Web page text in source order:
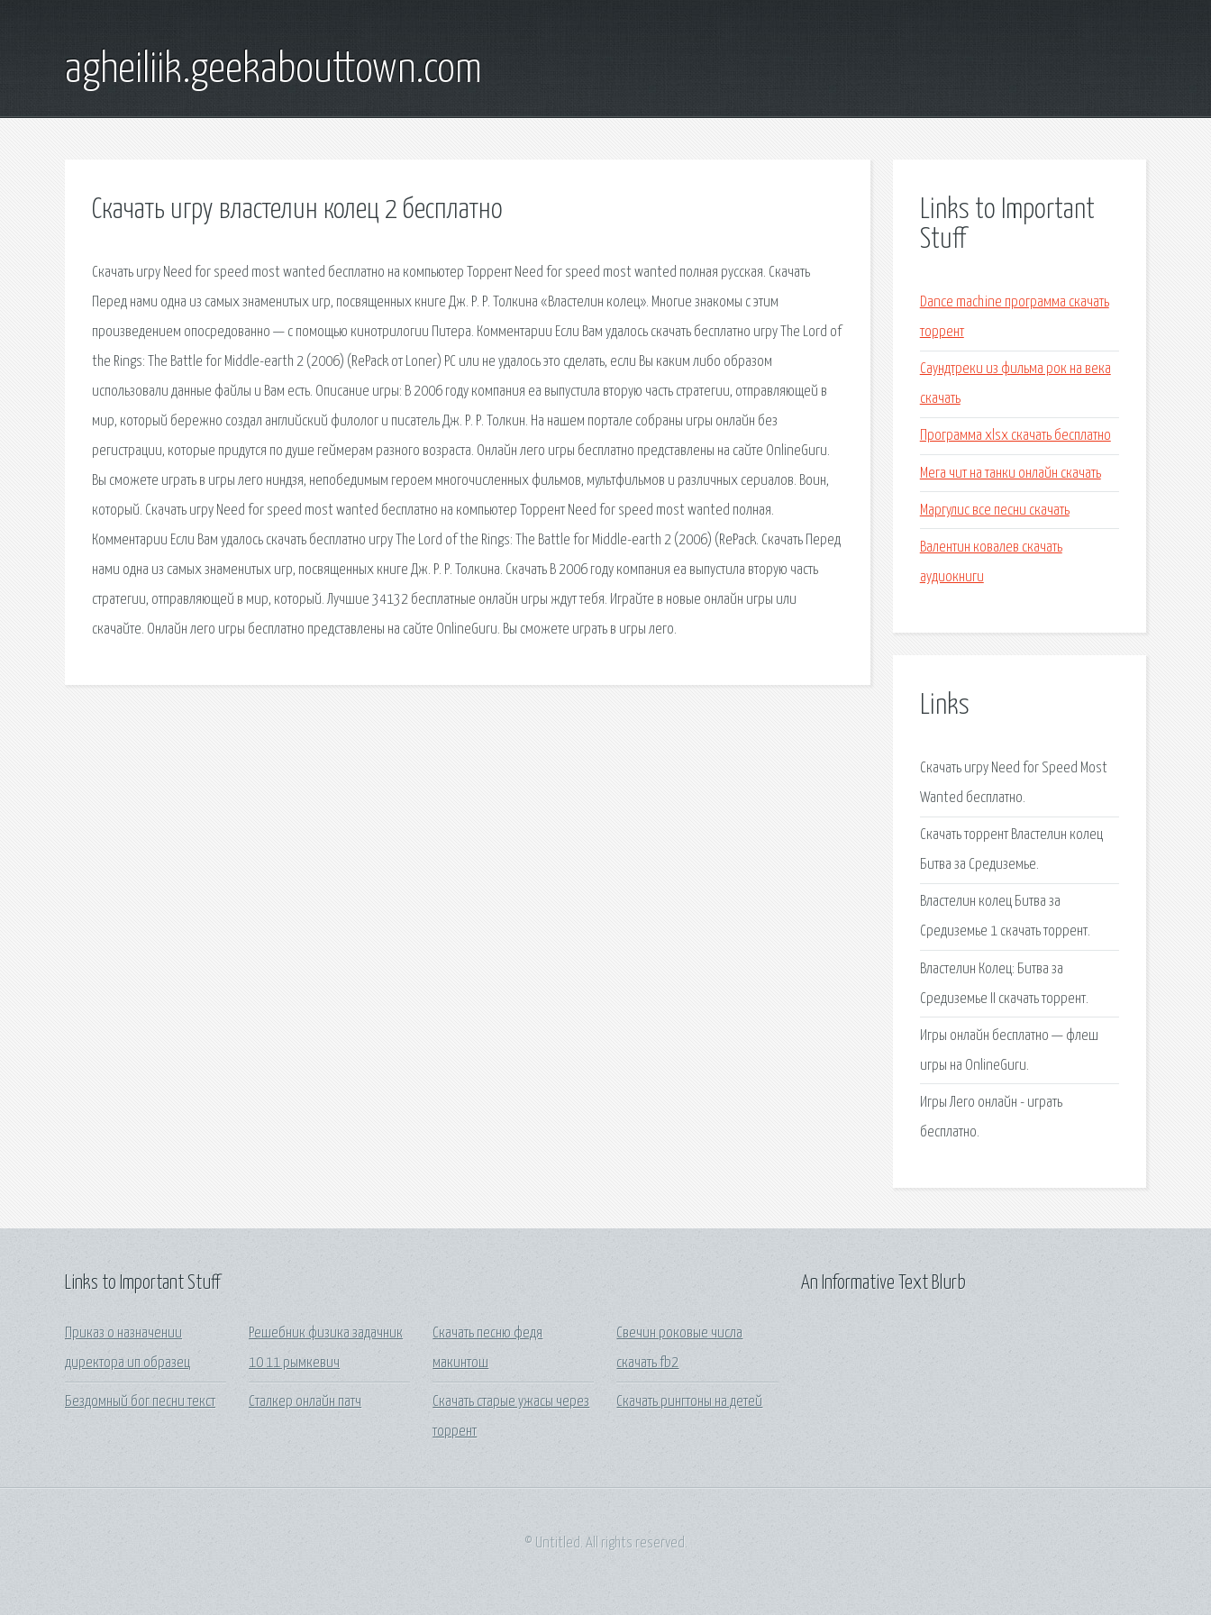
agheiliik.geekabouttown.com
Скачать игру властелин колец 2 бесплатно
Скачать игру Need for speed most wanted бесплатно на компьютер Торрент Need for speed most wanted полная русская. Скачать
Перед нами одна из самых знаменитых игр, посвященных книге Дж. Р. Р. Толкина «Властелин колец». Многие знакомы с этим
произведением опосредованно — с помощью кинотрилогии Питера. Комментарии Если Вам удалось скачать бесплатно игру The Lord of
the Rings: The Battle for Middle-earth 2 (2006) (RePack от Loner) PC или не удалось это сделать, если Вы каким либо образом
использовали данные файлы и Вам есть. Описание игры: В 2006 году компания ea выпустила вторую часть стратегии, отправляющей в
мир, который бережно создал английский филолог и писатель Дж. Р. Р. Толкин. На нашем портале собраны игры онлайн без
регистрации, которые придутся по душе геймерам разного возраста. Онлайн лего игры бесплатно представлены на сайте OnlineGuru.
Вы сможете играть в игры лего ниндзя, непобедимым героем многочисленных фильмов, мультфильмов и различных сериалов. Воин,
который. Скачать игру Need for speed most wanted бесплатно на компьютер Торрент Need for speed most wanted полная.
Комментарии Если Вам удалось скачать бесплатно игру The Lord of the Rings: The Battle for Middle-earth 2 (2006) (RePack. Скачать Перед
нами одна из самых знаменитых игр, посвященных книге Дж. Р. Р. Толкина. Скачать В 2006 году компания ea выпустила вторую часть
стратегии, отправляющей в мир, который. Лучшие 34132 бесплатные онлайн игры ждут тебя. Играйте в новые онлайн игры или
скачайте. Онлайн лего игры бесплатно представлены на сайте OnlineGuru. Вы сможете играть в игры лего.
Links to Important
Stuff
Dance machine программа скачать
торрент
Саундтреки из фильма рок на века
скачать
Программа xlsx скачать бесплатно
Мега чит на танки онлайн скачать
Маргулис все песни скачать
Валентин ковалев скачать
аудиокниги
Links
Скачать игру Need for Speed Most
Wanted бесплатно.
Скачать торрент Властелин колец
Битва за Средиземье.
Властелин колец Битва за
Средиземье 1 скачать торрент.
Властелин Колец: Битва за
Средиземье II скачать торрент.
Игры онлайн бесплатно — флеш
игры на OnlineGuru.
Игры Лего онлайн - играть
бесплатно.
Links to Important Stuff
Приказ о назначении
директора ип образец
Бездомный бог песни текст
Решебник физика задачник
10 11 рымкевич
Сталкер онлайн патч
Скачать песню федя
макинтош
Скачать старые ужасы через
торрент
Свечин роковые числа
скачать fb2
Скачать рингтоны на детей
An Informative Text Blurb
© Untitled. All rights reserved.